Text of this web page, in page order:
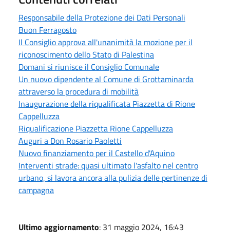
Responsabile della Protezione dei Dati Personali
Buon Ferragosto
Il Consiglio approva all'unanimità la mozione per il
riconoscimento dello Stato di Palestina
Domani si riunisce il Consiglio Comunale
Un nuovo dipendente al Comune di Grottaminarda
attraverso la procedura di mobilità
Inaugurazione della riqualificata Piazzetta di Rione
Cappelluzza
Riqualificazione Piazzetta Rione Cappelluzza
Auguri a Don Rosario Paoletti
Nuovo finanziamento per il Castello d'Aquino
Interventi strade: quasi ultimato l'asfalto nel centro
urbano, si lavora ancora alla pulizia delle pertinenze di
campagna
Ultimo aggiornamento: 31 maggio 2024, 16:43